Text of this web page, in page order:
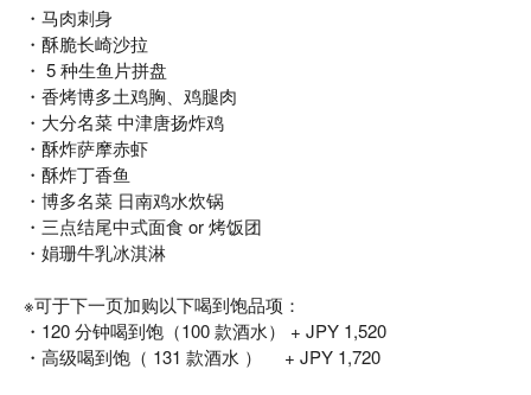
・马肉刺身
・酥脆长崎沙拉
・ 5 种生鱼片拼盘
・香烤博多土鸡胸、鸡腿肉
・大分名菜 中津唐扬炸鸡
・酥炸萨摩赤虾
・酥炸丁香鱼
・博多名菜 日南鸡水炊锅
・三点结尾中式面食 or 烤饭团
・娟珊牛乳冰淇淋
※可于下一页加购以下喝到饱品项：
・120 分钟喝到饱（100 款酒水） + JPY 1,520
・高级喝到饱（ 131 款酒水 ） + JPY 1,720